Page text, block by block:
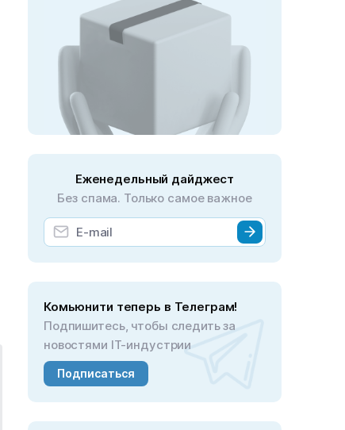
Еженедельный дайджест
Без спама. Только самое важное
Комьюнити теперь в Телеграм!
Подпишитесь, чтобы следить за
новостями IT-индустрии
Подписаться